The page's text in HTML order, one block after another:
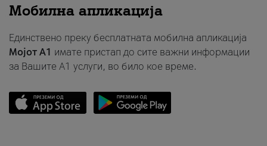
Мобилна апликација
Единствено преку бесплатната мобилна апликација
Мојот A1 имате пристап до сите важни информации
за Вашите A1 услуги, во било кое време.